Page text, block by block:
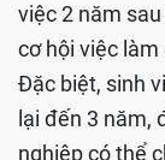
việc 2 năm
cơ hội việc
Đặc biệt, sinh
lại đến 3 năm,
nghiệp có thể